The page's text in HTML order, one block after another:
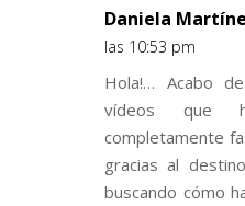
Daniela
las 10:53 pm
Hola!… Acabo
vídeos que
completamente
gracias al
buscando cómo